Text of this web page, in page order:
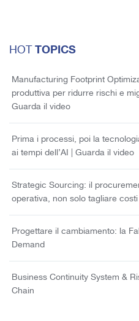
HOTTOPICS
Manufacturing Footprint
produttiva per ridurre rischi e
Guarda il video
Prima i processi, poi la
ai tempi dell’AI | Guarda il video
Strategic Sourcing: il
operativa, non solo tagliare
Progettare il cambiamento: la
Demand
Business Continuity System &
Chain